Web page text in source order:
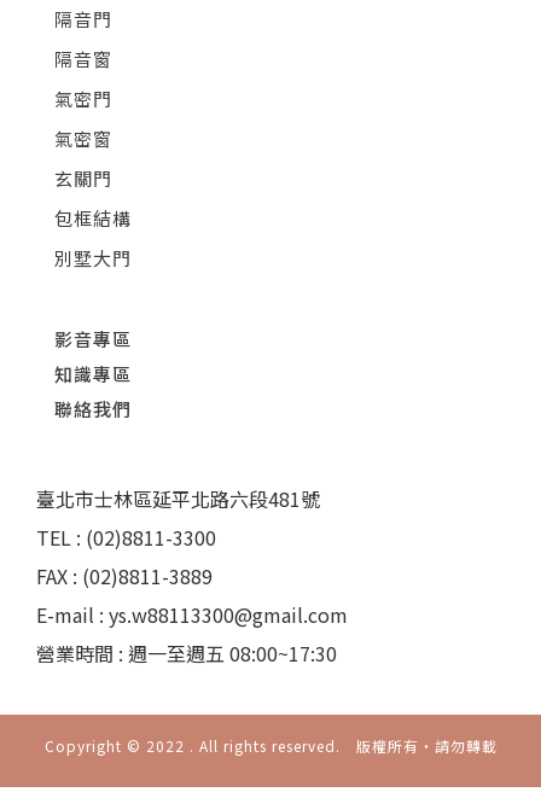
隔音門
隔音窗
氣密門
氣密窗
玄關門
包框結構
別墅大門
影音專區
知識專區
聯絡我們
臺北市士林區延平北路六段481號
TEL : (02)8811-3300
FAX : (02)8811-3889
E-mail : ys.w88113300@gmail.com
營業時間 : 週一至週五 08:00~17:30
Copyright © 2022 . All rights reserved. 版權所有‧請勿轉載